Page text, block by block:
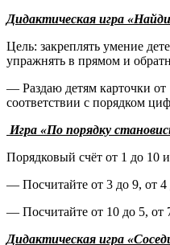
Дидактическая игра
Цель: закреплять умение
упражнять в прямом и
— Раздаю детям карточки
соответствии с порядком
Игра «По порядку
Порядковый счёт от 1 до 10
— Посчитайте от 3 до 9, от 4
— Посчитайте от 10 до 5, от
Дидактическая игра